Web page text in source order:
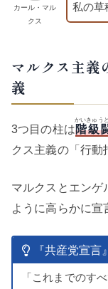
カール・マル
クス
私の草
マルクス主
義
3つ目の柱は階級
かいきゅう
クス主義の「行動
マルクスとエンゲ
ように高らかに宣
『共産党宣言
「これまでのす